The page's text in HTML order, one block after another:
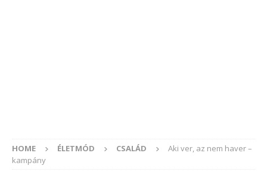
HOME ÉLETMÓD CSALÁD
Aki ver, az nem haver –
kampány